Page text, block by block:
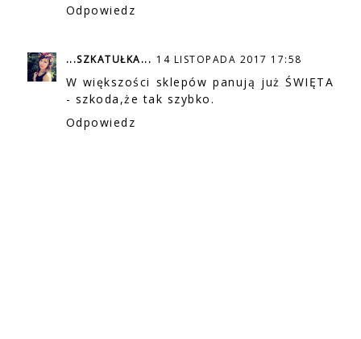
Odpowiedz
...SZKATUŁKA... 14 LISTOPADA 2017 17:58
W większości sklepów panują już ŚWIĘTA
- szkoda,że tak szybko.
Odpowiedz